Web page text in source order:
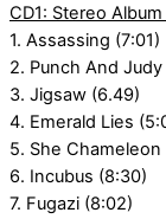
CD1: Stereo
1. Assassing (7:01)
2. Punch And
3. Jigsaw (6.49)
4. Emerald Lies
5. She Chameleon
6. Incubus (8:30)
7. Fugazi (8:02)